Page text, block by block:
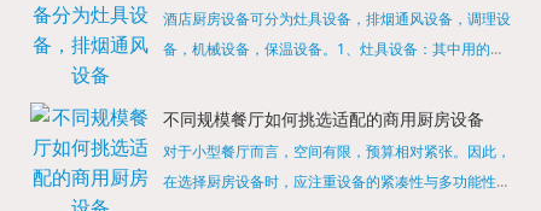
酒店厨房设备可分为灶具设备，排烟通风设备，调理设
备，机械设备，保温设备。1、灶具设备：其中用的较
缺少的，经过相关检测证明的合格设备才能进行使用，
不同规模餐厅如何挑选适配的商用厨房设备
对于小型餐厅而言，空间有限，预算相对紧张。因此，
在选择厨房设备时，应注重设备的紧凑性与多功能性。